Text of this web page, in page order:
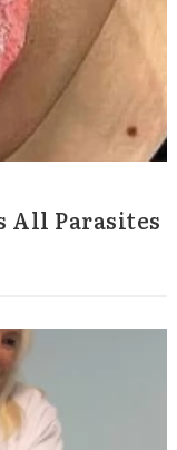
All Parasites